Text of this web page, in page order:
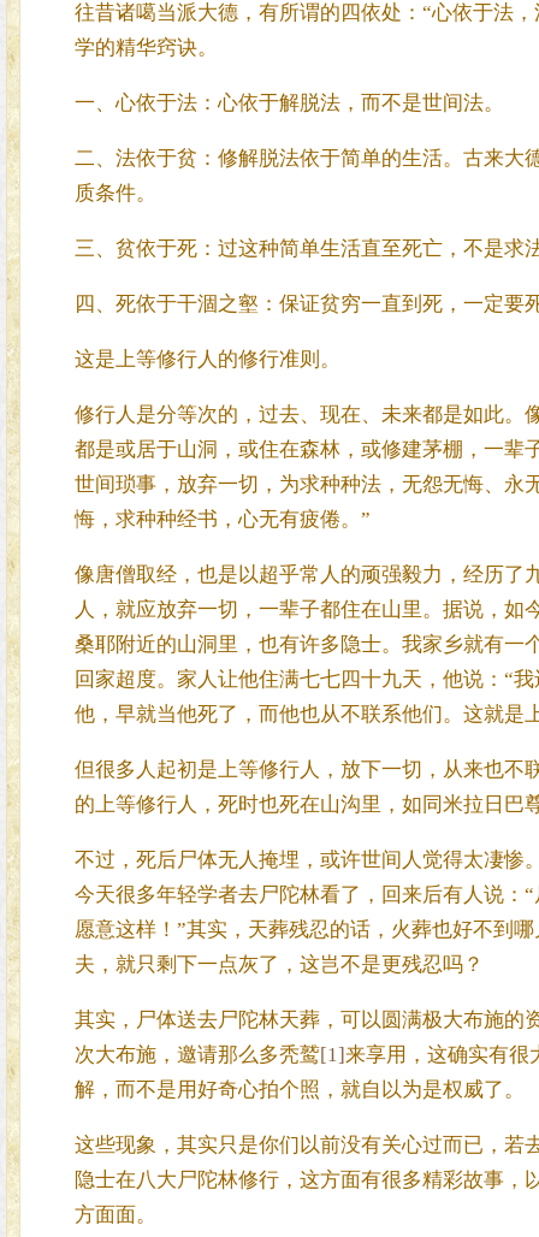
往昔诸噶当派大德，有所谓的四依处：“心依于法
学的精华窍诀。
一、心依于法：心依于解脱法，而不是世间法。
二、法依于贫：修解脱法依于简单的生活。古来大
质条件。
三、贫依于死：过这种简单生活直至死亡，不是求
四、死依于干涸之壑：保证贫穷一直到死，一定要
这是上等修行人的修行准则。
修行人是分等次的，过去、现在、未来都是如此。
都是或居于山洞，或住在森林，或修建茅棚，一辈
世间琐事，放弃一切，为求种种法，无怨无悔、永
悔，求种种经书，心无有疲倦。”
像唐僧取经，也是以超乎常人的顽强毅力，经历了
人，就应放弃一切，一辈子都住在山里。据说，
桑耶附近的山洞里，也有许多隐士。我家乡就有一
回家超度。家人让他住满七七四十九天，他说：“
他，早就当他死了，而他也从不联系他们。这就是
但很多人起初是上等修行人，放下一切，从来也不
的上等修行人，死时也死在山沟里，如同米拉日巴
不过，死后尸体无人掩埋，或许世间人觉得太凄惨
今天很多年轻学者去尸陀林看了，回来后有人说：
愿意这样！”其实，天葬残忍的话，火葬也好不到
夫，就只剩下一点灰了，这岂不是更残忍吗？
其实，尸体送去尸陀林天葬，可以圆满极大布施的
次大布施，邀请那么多秃鹫[1]来享用，这确实有很
解，而不是用好奇心拍个照，就自以为是权威了。
这些现象，其实只是你们以前没有关心过而已，若
隐士在八大尸陀林修行，这方面有很多精彩故事
方面面。